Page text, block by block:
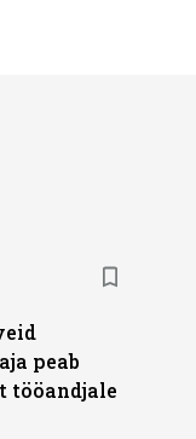
peab
tööandjale